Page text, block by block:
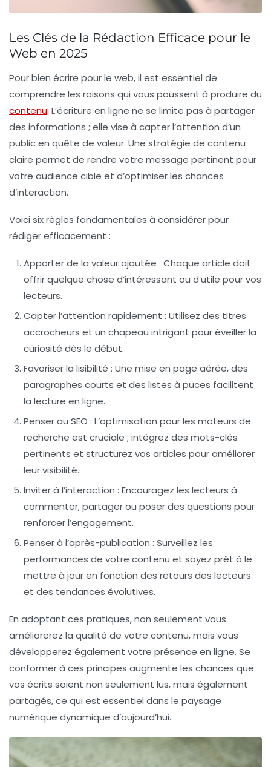
Les Clés de la Rédaction Efficace pour le
Web en 2025
Pourbien écrire pour le web, il est essentiel de
comprendre les raisons qui vous poussent à produire du
contenu. L’écriture en ligne ne se limite pas à partager
des informations ; elle vise à capter l’attention d’un
public en quête de valeur. Une stratégie de contenu
claire permet de rendre votre message pertinent pour
votre audience cible et d’optimiser les chances
d’interaction.
Voici six règles fondamentales à considérer pour
rédiger efficacement :
Apporter de la valeur ajoutée : Chaque article doit
offrir quelque chose d’intéressant ou d’utile pour vos
lecteurs.
Capter l’attention rapidement : Utilisez des titres
accrocheurs et un chapeau intrigant pour éveiller la
curiosité dès le début.
Favoriser la lisibilité : Une mise en page aérée, des
paragraphes courts et des listes à puces facilitent
la lecture en ligne.
Penser au SEO : L’optimisation pour les moteurs de
recherche est cruciale ; intégrez des mots-clés
pertinents et structurez vos articles pour améliorer
leur visibilité.
Inviter à l’interaction : Encouragez les lecteurs à
commenter, partager ou poser des questions pour
renforcer l’engagement.
Penser à l’après-publication : Surveillez les
performances de votre contenu et soyez prêt à le
mettre à jour en fonction des retours des lecteurs
et des tendances évolutives.
En adoptant ces pratiques, non seulement vous
améliorerez la qualité de votre contenu, mais vous
développerez également votre présence en ligne. Se
conformer à ces principes augmente les chances que
vos écrits soient non seulement lus, mais également
partagés, ce qui est essentiel dans le paysage
numérique dynamique d’aujourd’hui.